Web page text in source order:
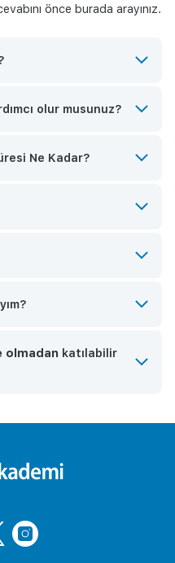
önce burada arayınız.
olur musunuz?
Ne Kadar?
olmadan katılabilir